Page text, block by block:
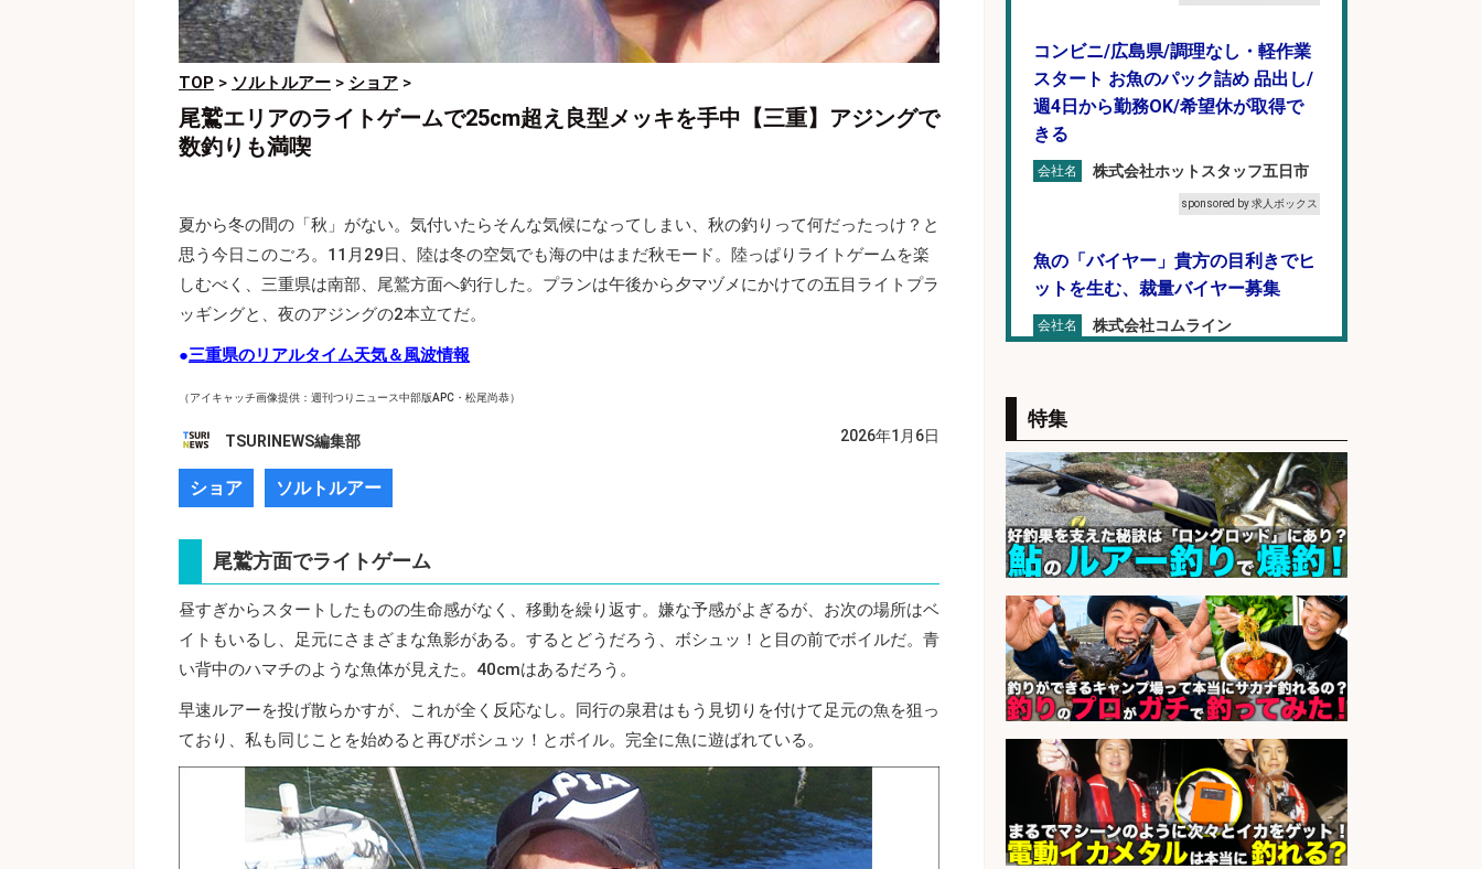
TOP > ソルトルアー > ショア >
尾鷲エリアのライトゲームで25cm超え良型メッキを手中【三重】アジングで
数釣りも満喫
夏から冬の間の「秋」がない。気付いたらそんな気候になってしまい、秋の釣りって何だったっけ？と
思う今日このごろ。11月29日、陸は冬の空気でも海の中はまだ秋モード。陸っぱりライトゲームを楽
しむべく、三重県は南部、尾鷲方面へ釣行した。プランは午後から夕マヅメにかけての五目ライトプラ
ッギングと、夜のアジングの2本立てだ。
●三重県のリアルタイム天気＆風波情報
（アイキャッチ画像提供：週刊つりニュース中部版APC・松尾尚恭）
TSURINEWS編集部 2026年1月6日
ショア ソルトルアー
尾鷲方面でライトゲーム
昼すぎからスタートしたものの生命感がなく、移動を繰り返す。嫌な予感がよぎるが、お次の場所はベ
イトもいるし、足元にさまざまな魚影がある。するとどうだろう、ボシュッ！と目の前でボイルだ。青
い背中のハマチのような魚体が見えた。40cmはあるだろう。
早速ルアーを投げ散らかすが、これが全く反応なし。同行の泉君はもう見切りを付けて足元の魚を狙っ
ており、私も同じことを始めると再びボシュッ！とボイル。完全に魚に遊ばれている。
コンビニ/広島県/調理なし・軽作業
スタート お魚のパック詰め 品出し/
週4日から勤務OK/希望休が取得で
きる
会社名 株式会社ホットスタッフ五日市
sponsored by 求人ボックス
魚の「バイヤー」貴方の目利きでヒ
ットを生む、裁量バイヤー募集
会社名 株式会社コムライン
魚をさばける方必見「鮮魚部門スタ
ッフ」/3つの働き方が選べる
会社名 株式会社旬
sponsored by 求人ボックス
魚の調理経験が活かせる「鮮魚加
工/食品工場スタッフ」
会社名 株式会社松屋フーズ
sponsored by 求人ボックス
配達/ドライバー/ドライバー補助 魚
の梱包 年齢経験不問/完全週休2日で
最低月収33万円保証
会社名 株式会社ワイズ
sponsored by 求人ボックス
特集